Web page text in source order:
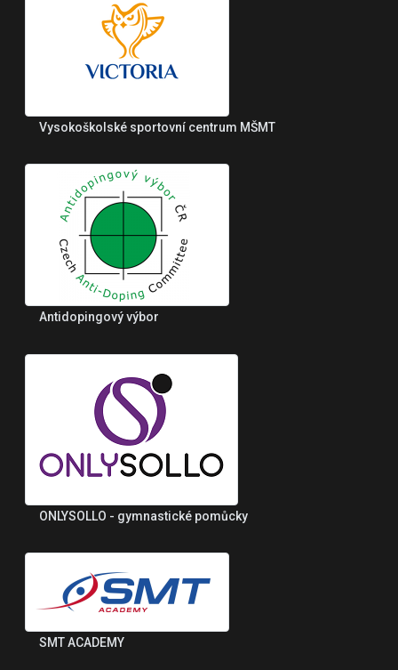
Vysokoškolské sportovní centrum MŠMT
Antidopingový výbor
ONLYSOLLO - gymnastické pomůcky
SMT ACADEMY